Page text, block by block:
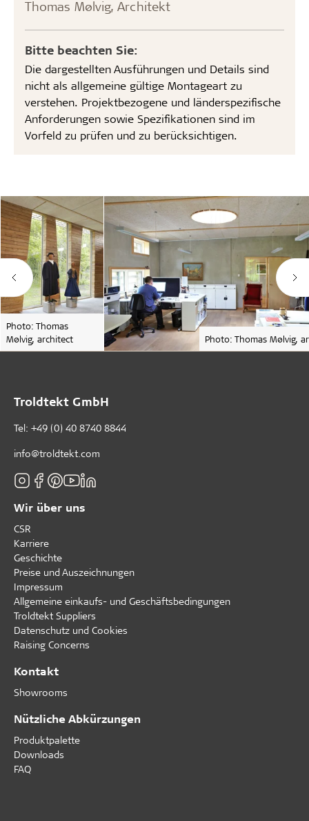
Thomas Mølvig, Architekt
Bitte beachten Sie:
Die dargestellten Ausführungen und Details sind
nicht als allgemeine gültige Montageart zu
verstehen. Projektbezogene und länderspezifische
Anforderungen sowie Spezifikationen sind im
Vorfeld zu prüfen und zu berücksichtigen.
Photo: Thomas
Mølvig, architect
Photo: Thomas Mølvig,
Troldtekt GmbH
Tel: +49 (0) 40 8740 8844
info@troldtekt.com
Wir über uns
CSR
Karriere
Geschichte
Preise und Auszeichnungen
Impressum
Allgemeine einkaufs- und Geschäftsbedingungen
Troldtekt Suppliers
Datenschutz und Cookies
Raising Concerns
Kontakt
Showrooms
Nützliche Abkürzungen
Produktpalette
Downloads
FAQ